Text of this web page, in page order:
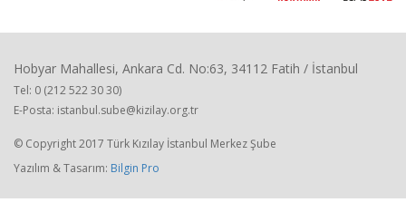
Hobyar Mahallesi, Ankara Cd. No:63, 34112 Fatih / İstanbul
Tel: 0 (212 522 30 30)
E-Posta: istanbul.sube@kizilay.org.tr
© Copyright 2017 Türk Kızılay İstanbul Merkez Şube
Yazılım & Tasarım: Bilgin Pro